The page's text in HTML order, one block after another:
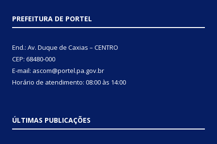
PREFEITURA DE PORTEL
End.: Av. Duque de Caxias – CENTRO
CEP: 68480-000
E-mail: ascom@portel.pa.gov.br
Horário de atendimento: 08:00 às 14:00
ÚLTIMAS PUBLICAÇÕES